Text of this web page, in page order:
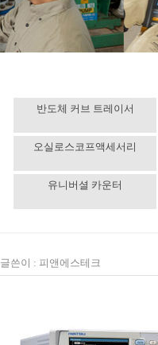
반도체 커브 트레이서
오실로스코프액세서리
유니버셜 카운터
글쓴이 : 피앤에스테크